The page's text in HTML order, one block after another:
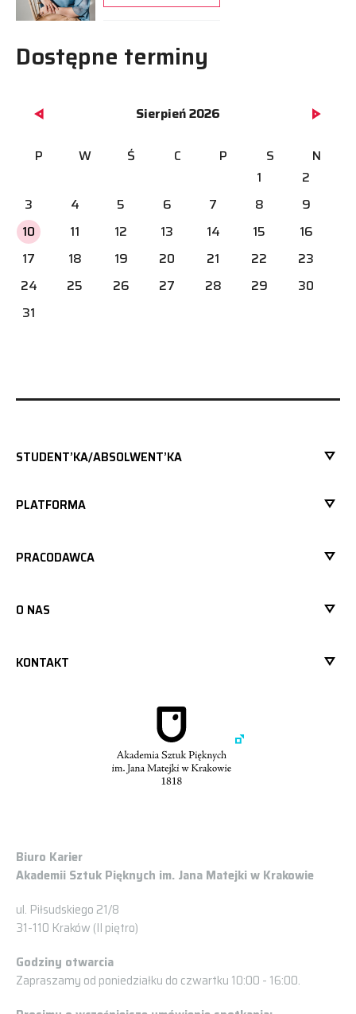
Dostępne terminy
Sierpień 2026
P W Ś C P S
N
1
2
3
4 5 6 7 8
9
10
11 12 13 14 15
16
17
18 19 20 21 22
23
24
25 26 27 28 29
30
31
STUDENT’KA/ABSOLWENT’KA
PLATFORMA
PRACODAWCA
O NAS
KONTAKT
Biuro Karier
Akademii Sztuk Pięknych im. Jana Matejki w Krakowie
ul. Piłsudskiego 21/8
31-110 Kraków (II piętro)
Godziny otwarcia
Zapraszamy od poniedziałku do czwartku 10:00 - 16:00.